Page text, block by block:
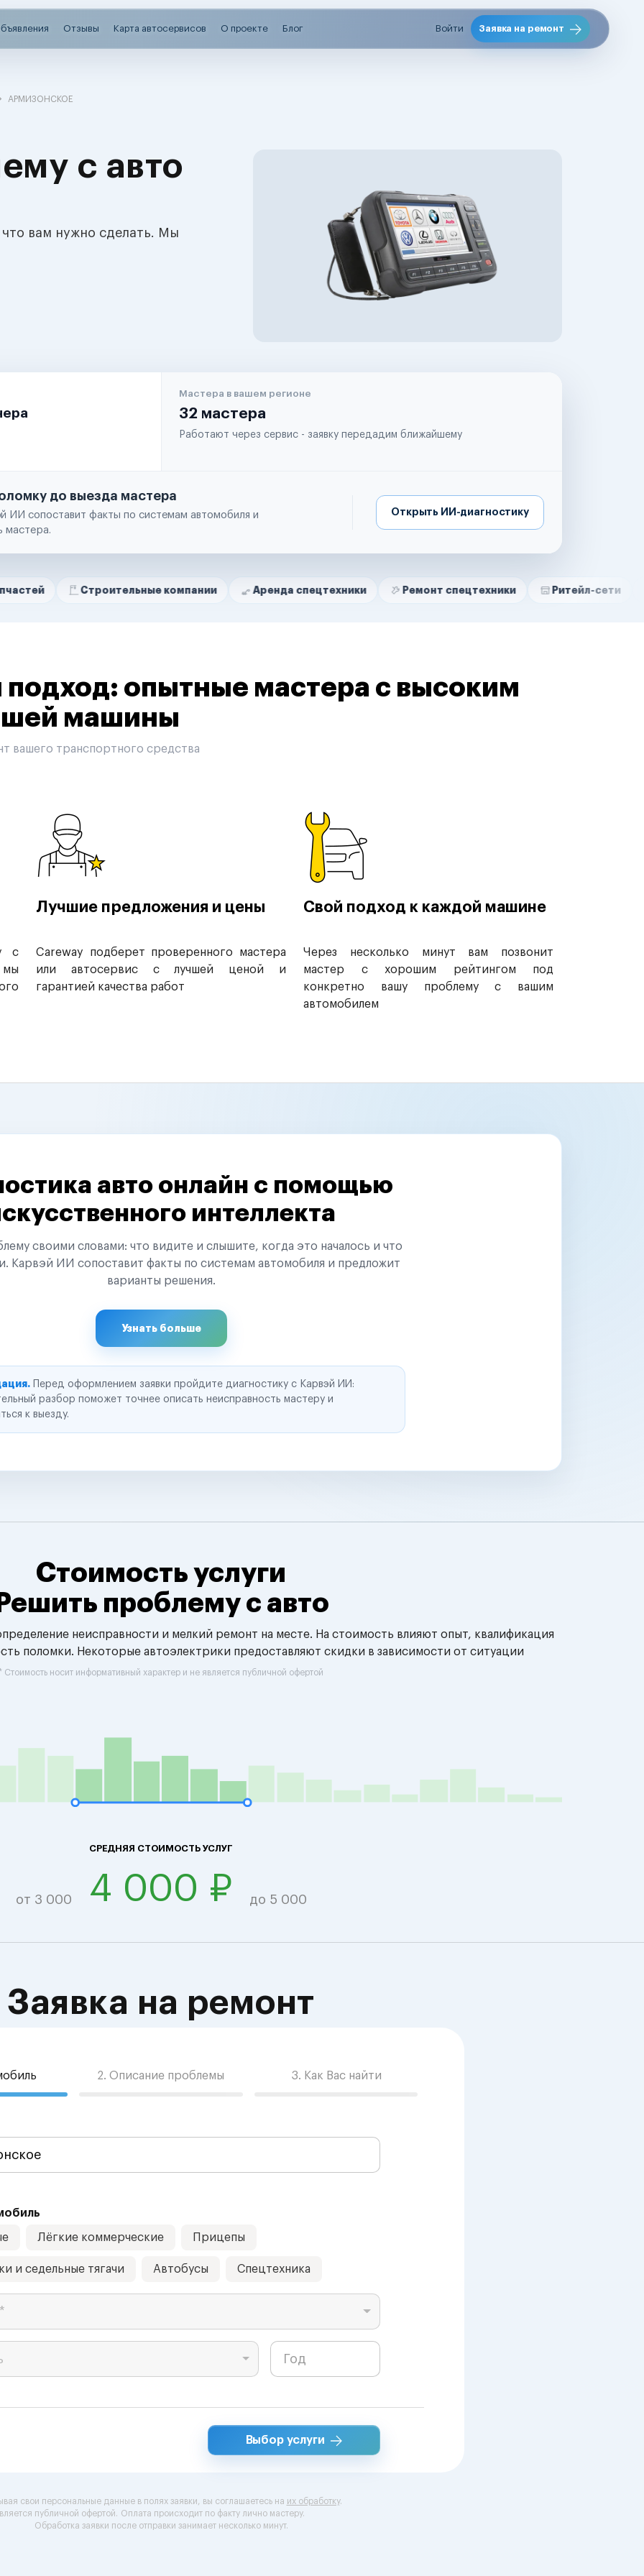
Отзывы Карта автосервисов О проекте Блог Войти Заявка на ремонт
АРМИЗОНСКОЕ
с авто
вам нужно сделать. Мы
Мастера в вашем регионе
32 мастера
Работают через сервис - заявку передадим ближайшему
до выезда мастера
ИИ сопоставит факты по системам автомобиля и
мастера.
Открыть ИИ-диагностику
Строительные компании Аренда спецтехники Ремонт спецтехники Ритейл-сети
опытные мастера с высоким
машины
вашего транспортного средства
с
мы
Лучшие предложения и цены
Careway подберет проверенного мастера
или автосервис с лучшей ценой и
гарантией качества работ
Свой подход к каждой машине
Через несколько минут вам позвонит
мастер с хорошим рейтингом под
конкретно вашу проблему с вашим
автомобилем
авто онлайн с помощью
интеллекта
своими словами: что видите и слышите, когда это началось и что
Карвэй ИИ сопоставит факты по системам автомобиля и предложит
варианты решения.
Узнать больше
Перед оформлением заявки пройдите диагностику с Карвэй ИИ:
разбор поможет точнее описать неисправность мастеру и
к выезду.
Стоимость услуги
Решить проблему с авто
неисправности и мелкий ремонт на месте. На стоимость влияют опыт, квалификация
поломки. Некоторые автоэлектрики предоставляют скидки в зависимости от ситуации
Стоимость носит информативный характер и не является публичной офертой
СРЕДНЯЯ СТОИМОСТЬ УСЛУГ
от 3 000 4 000 ₽ до 5 000
Заявка на ремонт
2. Описание проблемы 3. Как Вас найти
Лёгкие коммерческие Прицепы
и седельные тягачи Автобусы Спецтехника
Выбор услуги
свои персональные данные в полях заявки, вы соглашаетесь на их обработку.
публичной офертой. Оплата происходит по факту лично мастеру.
Обработка заявки после отправки занимает несколько минут.